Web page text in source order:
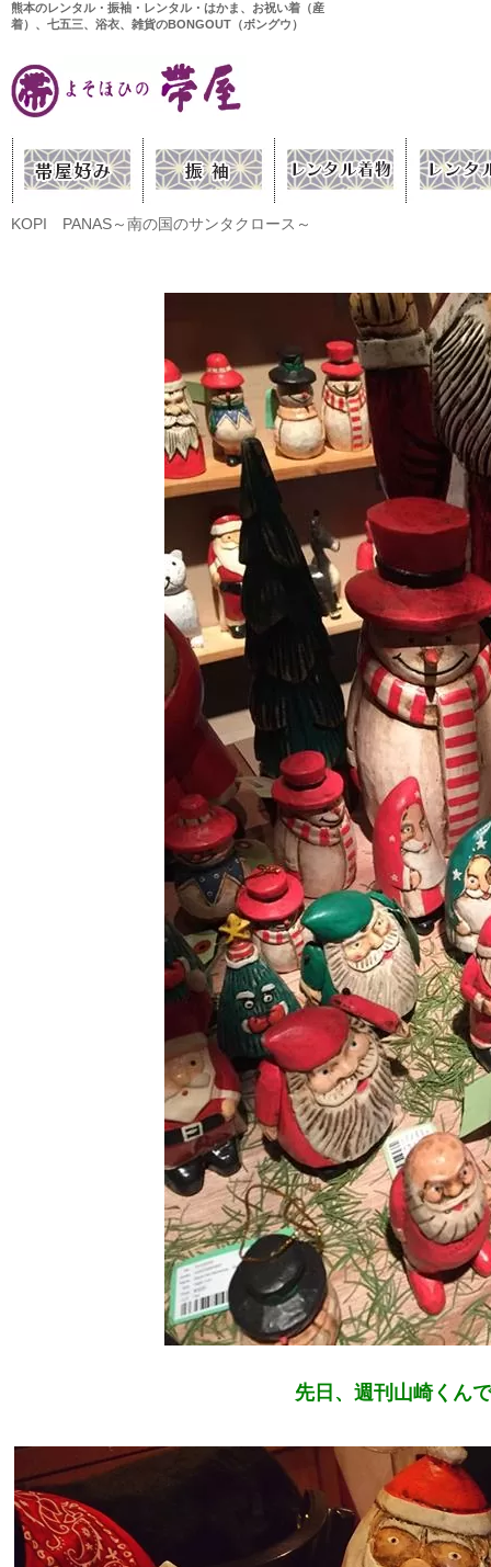
熊本のレンタル・振袖・レンタル・はかま、お祝い着（産
着）、七五三、浴衣、雑貨のBONGOUT（ボングウ）
KOPI PANAS～南の国のサンタクロース～
先日、週刊山崎くん